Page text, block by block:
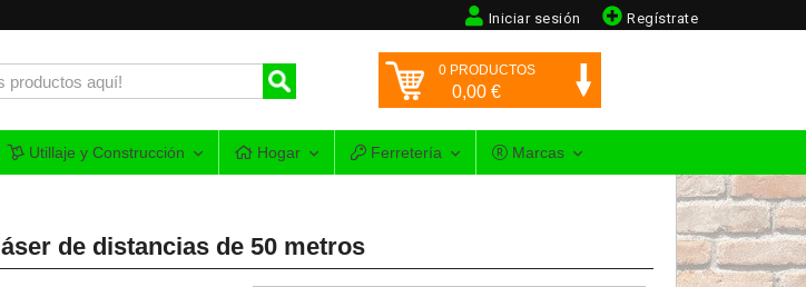
Regístrate
Iniciar sesión
0 PRODUCTOS
0,00 €
Utillaje y Construcción Hogar Ferretería Marcas
de distancias de 50 metros